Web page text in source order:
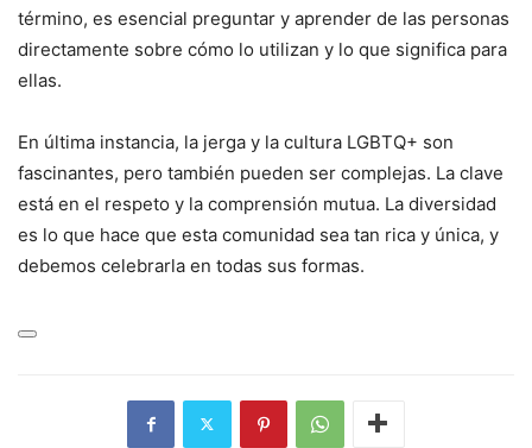
término, es esencial preguntar y aprender de las personas
directamente sobre cómo lo utilizan y lo que significa para
ellas.
En última instancia, la jerga y la cultura LGBTQ+ son
fascinantes, pero también pueden ser complejas. La clave
está en el respeto y la comprensión mutua. La diversidad
es lo que hace que esta comunidad sea tan rica y única, y
debemos celebrarla en todas sus formas.